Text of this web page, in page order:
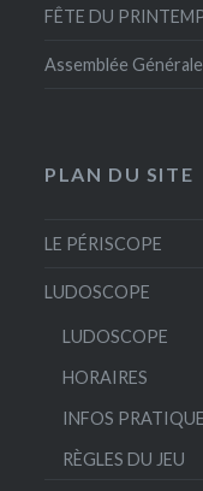
FÊTE DU
Assemblée
PLAN DU SITE
LE PÉRISCOPE
LUDOSCOPE
LUDOSCOPE
HORAIRES
INFOS
RÈGLES DU JEU